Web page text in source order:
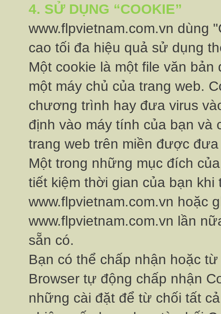
4. SỬ DỤNG “COOKIE”
www.flpvietnam.com.vn dùng
cao tối đa hiệu quả sử dụng
Một cookie là một file văn
một máy chủ của trang web.
chương trình hay đưa virus
định vào máy tính của bạn và
trang web trên miền được
Một trong những mục đích
tiết kiệm thời gian của bạn khi
www.flpvietnam.com.vn hoặc
www.flpvietnam.com.vn lần
sẵn có.
Bạn có thể chấp nhận hoặc
Browser tự động chấp nhận
những cài đặt để từ chối tất